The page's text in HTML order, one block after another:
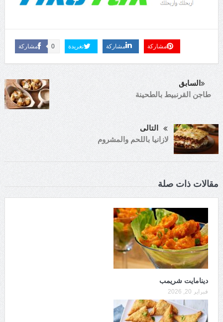
مشاركة 0 تغريدة مشاركة مشاركة
السابق
طاجن القرنبيط بالطحينة
التالى
لازانيا باللحم والمشروم
مقالات ذات صلة
دينامايت شريمب
فبراير 20, 2026